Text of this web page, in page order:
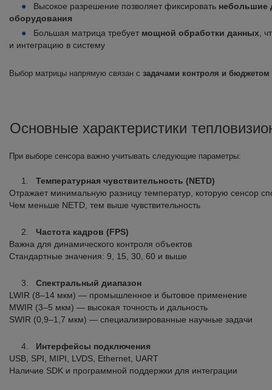
Высокое разрешение позволяет фиксировать небольшие
оборудования
Большая матрица требует мощной обработки данных ,
и интеграцию в систему
Выбор матрицы напрямую связан с задачами контроля и бюджетом
Основные характеристики
При выборе сенсора важно учитывать следующие параметры:
Температурная чувствительность (NETD)
Отражает минимальную разницу температур, которую сенсор
Чем меньше NETD, тем выше чувствительность
Частота кадров (FPS)
Важна для динамического контроля объектов
Стандартные значения: 9, 15, 30, 60 и выше
Спектральный диапазон
LWIR (8–14 мкм) — промышленное и бытовое применение
MWIR (3–5 мкм) — высокая точность и дальность
SWIR (0,9–1,7 мкм) — специализированные научные задачи
Интерфейсы подключения
USB, SPI, MIPI, LVDS, Ethernet, UART
Наличие SDK и программной поддержки для интеграции